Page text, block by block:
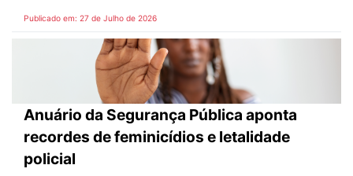
Publicado em: 27 de Julho de 2026
Anuário da Segurança Pública aponta
recordes de feminicídios e letalidade
policial